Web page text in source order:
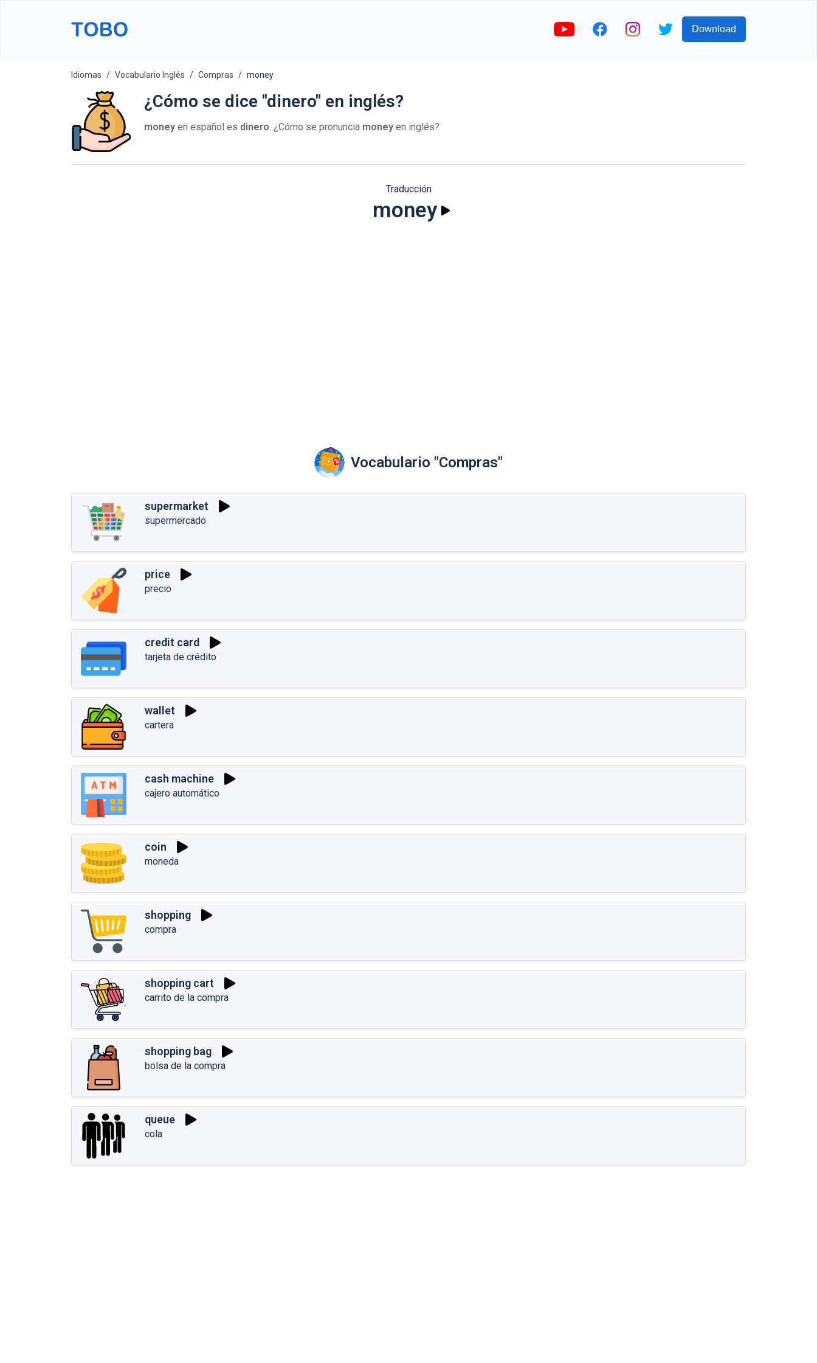
Download
Idiomas Vocabulario Inglés Compras money
¿Cómo se dice "dinero" en inglés?
money en español es dinero. ¿Cómo se pronuncia money en inglés?
Traducción
money
Vocabulario "Compras"
supermarket
supermercado
price
precio
credit card
tarjeta de crédito
wallet
cartera
cash machine
cajero automático
coin
moneda
shopping
compra
shopping cart
carrito de la compra
shopping bag
bolsa de la compra
queue
cola